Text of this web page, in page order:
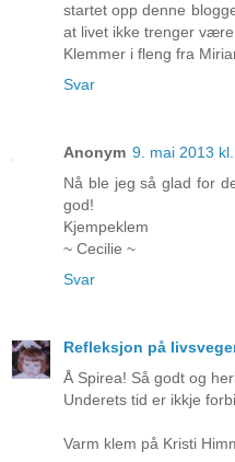
startet opp denne
at livet ikke trenger
Klemmer i fleng fra
Svar
Anonym 9. mai 2013
Nå ble jeg så glad for
god!
Kjempeklem
~ Cecilie ~
Svar
Refleksjon på
Å Spirea! Så godt og
Underets tid er ikkje
Varm klem på Kristi